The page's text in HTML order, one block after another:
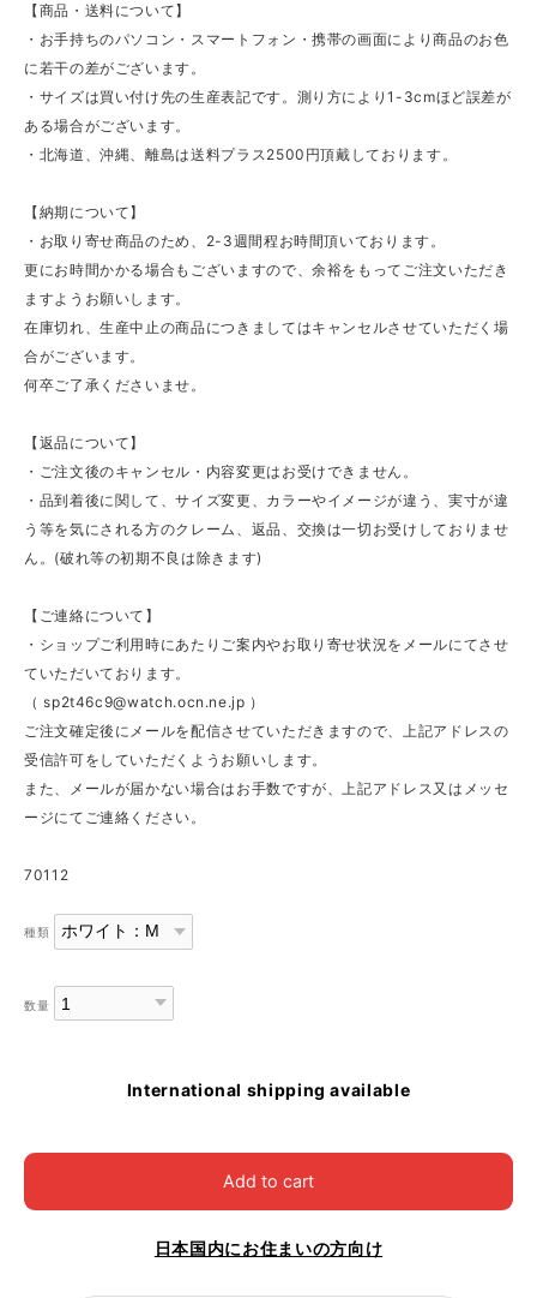
【商品・送料について】
・お手持ちのパソコン・スマートフォン・携帯の画面により商品のお色
に若干の差がございます。
・サイズは買い付け先の生産表記です。測り方により1-3cmほど誤差が
ある場合がございます。
・北海道、沖縄、離島は送料プラス2500円頂戴しております。
【納期について】
・お取り寄せ商品のため、2-3週間程お時間頂いております。
更にお時間かかる場合もございますので、余裕をもってご注文いただき
ますようお願いします。
在庫切れ、生産中止の商品につきましてはキャンセルさせていただく場
合がございます。
何卒ご了承くださいませ。
【返品について】
・ご注文後のキャンセル・内容変更はお受けできません。
・品到着後に関して、サイズ変更、カラーやイメージが違う、実寸が違
う等を気にされる方のクレーム、返品、交換は一切お受けしておりませ
ん。(破れ等の初期不良は除きます)
【ご連絡について】
・ショップご利用時にあたりご案内やお取り寄せ状況をメールにてさせ
ていただいております。
（sp2t46c9@watch.ocn.ne.jp ）
ご注文確定後にメールを配信させていただきますので、上記アドレスの
受信許可をしていただくようお願いします。
また、メールが届かない場合はお手数ですが、上記アドレス又はメッセ
ージにてご連絡ください。
70112
種類
数量
International shipping available
Add to cart
日本国内にお住まいの方向け